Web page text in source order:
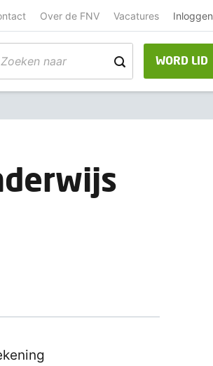
Over de FNV Vacatures Inloggen
WORD LID